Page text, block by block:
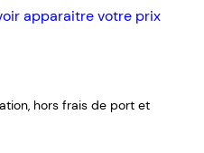
apparaitre votre prix
hors frais de port et